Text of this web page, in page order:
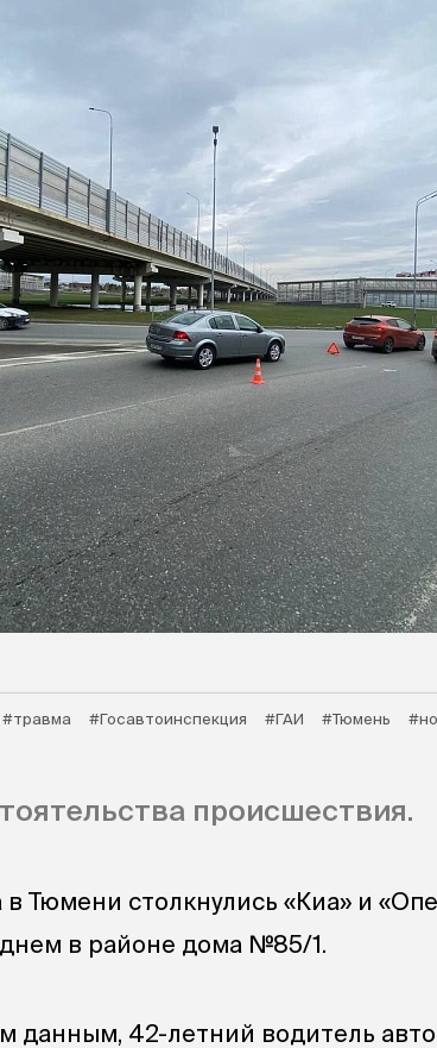
#травма #Госавтоинспекция #ГАИ #Тюмень
происшествия.
Тюмени столкнулись «Киа» и
в районе дома №85/1.
данным, 42-летний водитель